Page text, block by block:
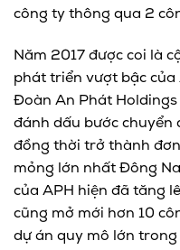
công ty thông qua 2
Năm 2017 được coi là
phát triển vượt bậc của
Đoàn An Phát
đánh dấu bước chuyển
đồng thời trở thành
mỏng lớn nhất Đông
của APH hiện đã tăng
cũng mở mới hơn 10
dự án quy mô lớn